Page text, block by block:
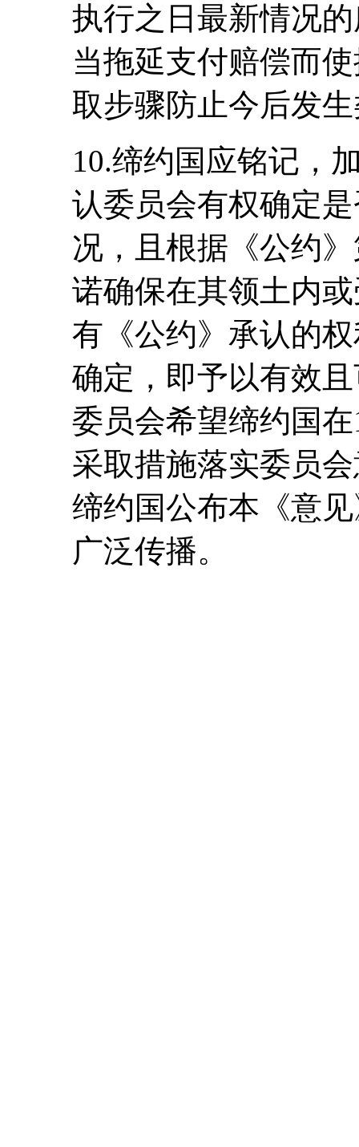
执行之日最新情况
当拖延支付赔偿而
取步骤防止今后发
10.缔约国应铭记，
认委员会有权确定
况，且根据《公约
诺确保在其领土内
有《公约》承认的
确定，即予以有效
委员会希望缔约国
采取措施落实委员
缔约国公布本《意
广泛传播。